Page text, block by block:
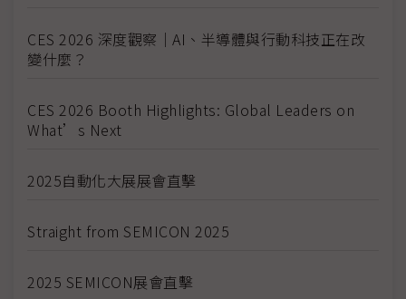
CES 2026 深度觀察｜AI、半導體與行動科技正在改
變什麼？
CES 2026 Booth Highlights: Global Leaders on
What’s Next
2025自動化大展展會直擊
Straight from SEMICON 2025
2025 SEMICON展會直擊